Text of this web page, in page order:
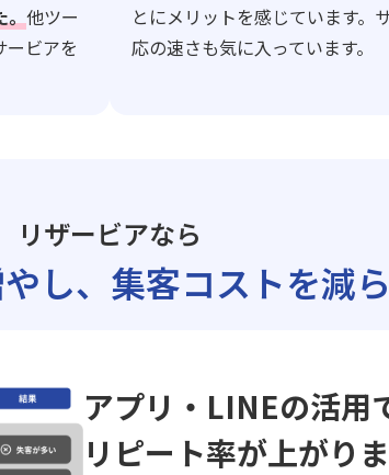
。他ツー
ービアを
とにメリットを感じています。
応の速さも気に入っています。
リザービアなら
し、 集客コストを減
アプリ・LINEの活用
リピート率が上がり